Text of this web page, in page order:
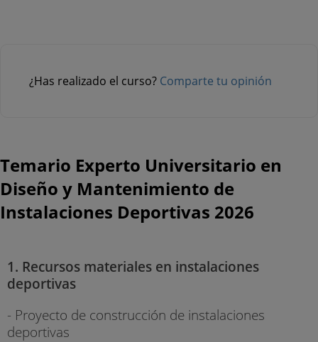
¿Has realizado el curso? Comparte tu opinión
Temario Experto Universitario en
Diseño y Mantenimiento de
Instalaciones Deportivas 2026
1. Recursos materiales en instalaciones
deportivas
- Proyecto de construcción de instalaciones
deportivas